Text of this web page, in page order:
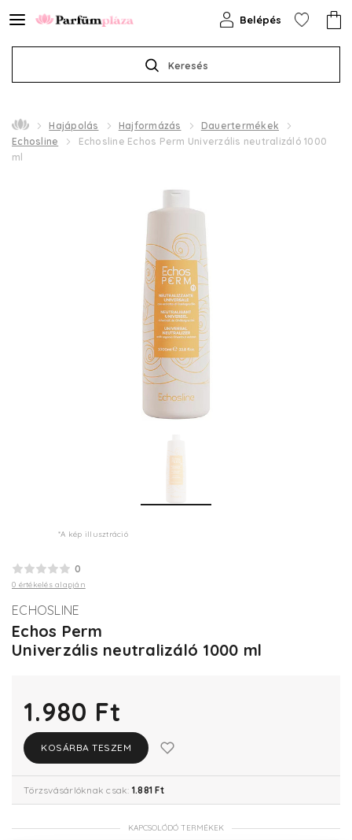
Keresés
Belépés
Hajápolás Hajformázás
Dauertermékek
Echosline
Echosline Echos Perm Univerzális neutralizáló 1000
ml
*A kép illusztráció
0
0 értékelés alapján
ECHOSLINE
Echos Perm
Univerzális neutralizáló 1000 ml
1.980 Ft
KOSÁRBA TESZEM
Törzsvásárlóknak csak: 1.881 Ft
KAPCSOLÓDÓ TERMÉKEK